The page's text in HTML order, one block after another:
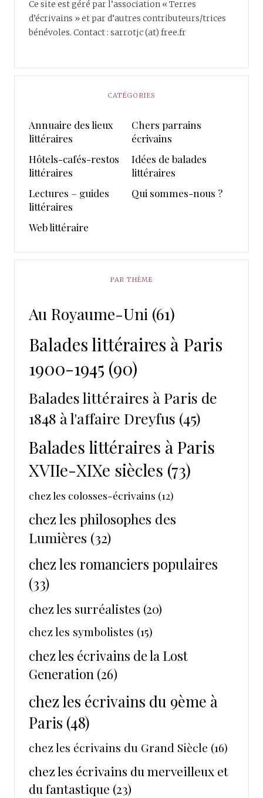
Ce site est géré par l’association « Terres
d’écrivains » et par d’autres contributeurs/trices
bénévoles. Contact : sarrotjc (at) free.fr
CATÉGORIES
Annuaire des lieux
littéraires
Chers parrains
écrivains
Hôtels-cafés-restos
littéraires
Idées de balades
littéraires
Lectures – guides
littéraires
Qui sommes-nous ?
Web littéraire
PAR THÈME
Au Royaume-Uni (61)
Balades littéraires à Paris
1900-1945 (90)
Balades littéraires à Paris de
1848 à l'affaire Dreyfus (45)
Balades littéraires à Paris
XVIIe-XIXe siècles (73)
chez les colosses-écrivains (12)
chez les philosophes des
Lumières (32)
chez les romanciers populaires
(33)
chez les surréalistes (20)
chez les symbolistes (15)
chez les écrivains de la Lost
Generation (26)
chez les écrivains du 9ème à
Paris (48)
chez les écrivains du Grand Siècle (16)
chez les écrivains du merveilleux et
du fantastique (23)